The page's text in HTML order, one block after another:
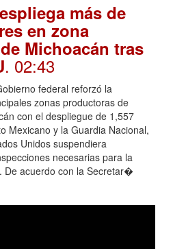
más de
en zona
Michoacán tras
. 02:43
federal reforzó la
zonas productoras de
con el despliegue de 1,557
Mexicano y la Guardia Nacional,
Unidos suspendiera
necesarias para la
De acuerdo con la Secretar�